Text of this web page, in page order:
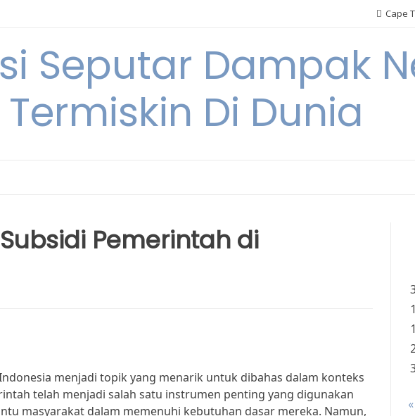
Cape
Seputar Dampak
Termiskin Di Dunia
Pemerintah di
menjadi topik yang menarik untuk dibahas dalam konteks
telah menjadi salah satu instrumen penting yang digunakan
masyarakat dalam memenuhi kebutuhan dasar mereka. Namun,
3